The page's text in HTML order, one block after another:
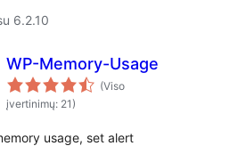
6.2.10
WP-Memory-Usage
(Viso
įvertinimų: 21)
usage, set alert